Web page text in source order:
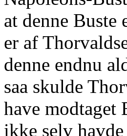
at denne Buste
er af
denne endnu
saa skulde
have modtaget
ikke selv